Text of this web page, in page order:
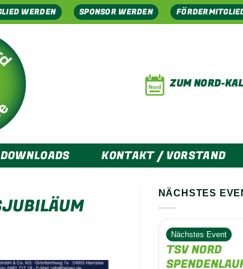
WERDEN SPONSOR WERDEN
ZUM NORD-
DOWNLOADS KONTAKT / VORSTAND
NÄCHSTES
Nächstes Event
TSV NORD